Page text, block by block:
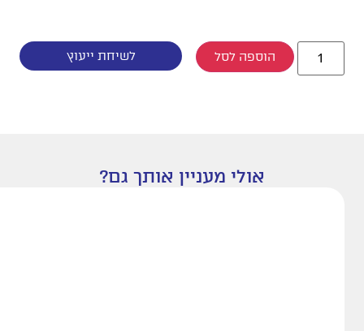
הוספה לסל לשיחת ייעוץ
אולי מעניין אותך גם?